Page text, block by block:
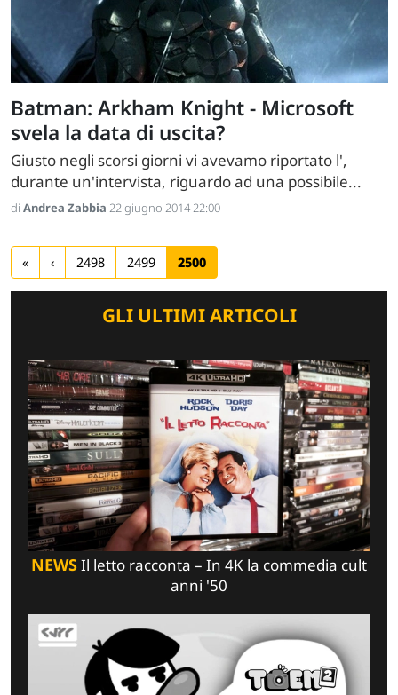
Batman: Arkham Knight - Microsoft
svela la data di uscita?
Giusto negli scorsi giorni vi avevamo riportato l',
durante un'intervista, riguardo ad una possibile...
di Andrea Zabbia 22 giugno 2014 22:00
« ‹ 2498 2499 2500
GLI ULTIMI ARTICOLI
NEWSIl letto racconta – In 4K la commedia cult
anni '50